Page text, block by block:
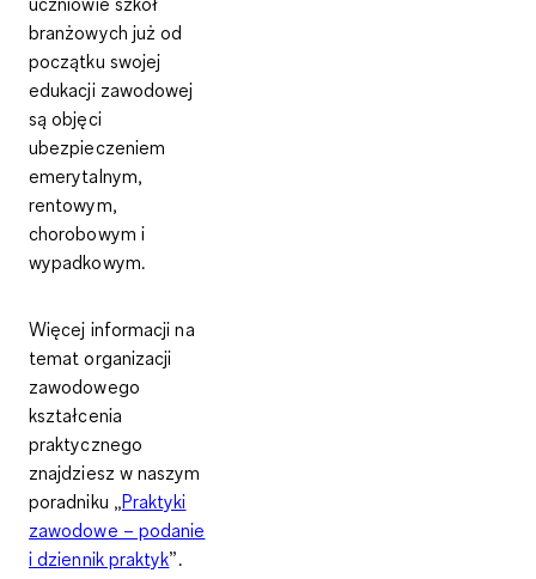
branżowych już od
początku swojej
edukacji zawodowej
są objęci
ubezpieczeniem
emerytalnym,
rentowym,
chorobowym i
wypadkowym.
Więcej informacji na
temat organizacji
zawodowego
kształcenia
praktycznego
znajdziesz w naszym
poradniku „Praktyki
zawodowe – podanie
i dziennik praktyk”.